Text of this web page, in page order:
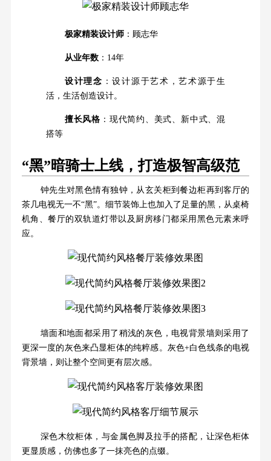
极家精装设计师：顾志华
从业年数：14年
设计理念 ：设计源于艺术，艺术源于生
活，生活创造设计。
擅长风格 ：现代简约、美式、新中式、混
搭等
“黑”暗骑士上线，打造极智高级范
钟先生对黑色情有独钟，从玄关柜到餐边柜再到客厅的
茶几电视无一不“黑”。细节装饰上也加入了足量的黑，从桌椅
机角、餐厅的双轨道灯带以及厨房移门都采用黑色元素来呼
应。
墙面和地面都采用了稍浅的灰色，电视背景墙则采用了
更深一度的灰色来凸显柜体的纯粹感。灰色+白色线条的电视
背景墙，则让整个空间更有层次感。
深色木纹柜体，与金属色脚及拉手的搭配，让深色柜体
更显质感，仿佛也多了一抹亮色的点缀。